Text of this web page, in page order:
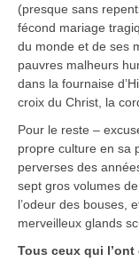
(presque sans
fécond mariage
du monde et de ses
pauvres malheurs
dans la fournaise
croix du Christ, la
Pour le reste –
propre culture en sa
perverses des
sept gros volumes
l’odeur des bouses,
merveilleux glands
Tous ceux qui